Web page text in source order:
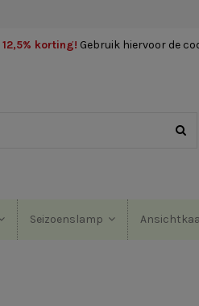
12,5% korting! Gebruik hiervoor de
Seizoenslamp